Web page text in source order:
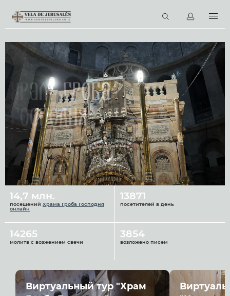
Виртуальные туры
Библиотека
Наши святыни
Новости
Церковный календарь
RU
Храм Гроба
Господня
14,7 млн.
посещений Храма Гроба Господня
онлайн
13871
посетителей в день
14265
молитв с возжением свечи
3854
возложено писем
Виртуальный тур "Храм